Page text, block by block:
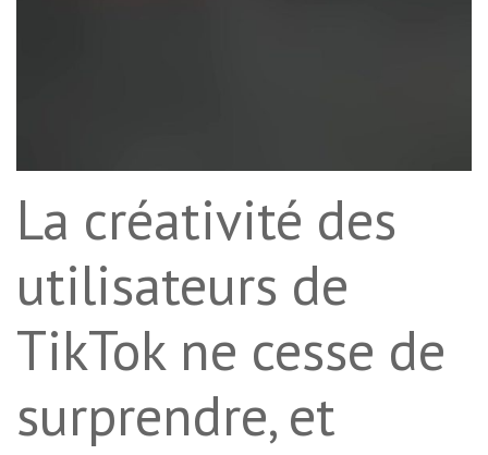
La créativité des
utilisateurs de
TikTok ne cesse de
surprendre, et